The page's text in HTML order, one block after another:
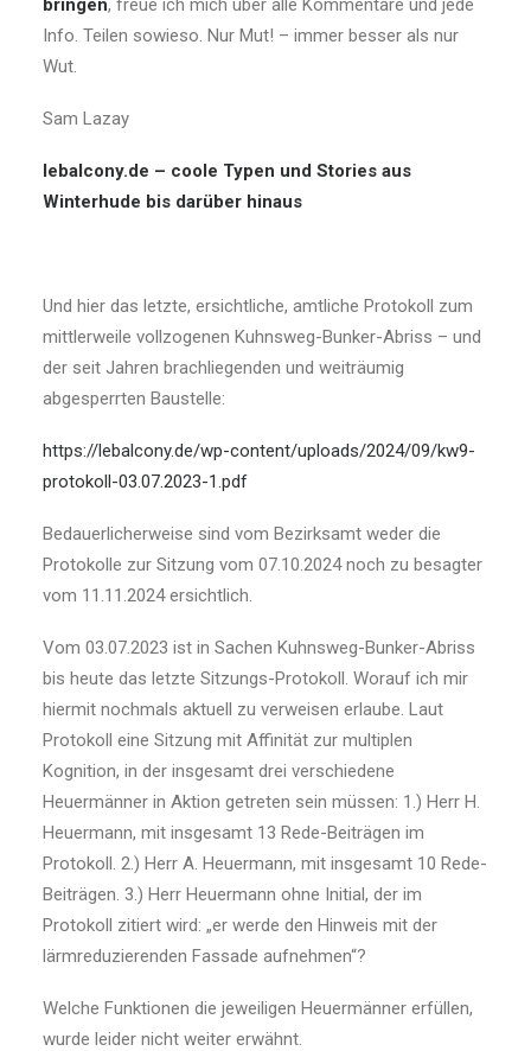
bringen, freue ich mich über alle Kommentare und jede
Info. Teilen sowieso. Nur Mut! – immer besser als nur
Wut.
Sam Lazay
lebalcony.de – coole Typen und Stories aus
Winterhude bis darüber hinaus
Und hier das letzte, ersichtliche, amtliche Protokoll zum
mittlerweile vollzogenen Kuhnsweg-Bunker-Abriss – und
der seit Jahren brachliegenden und weiträumig
abgesperrten Baustelle:
https://lebalcony.de/wp-content/uploads/2024/09/kw9-
protokoll-03.07.2023-1.pdf
Bedauerlicherweise sind vom Bezirksamt weder die
Protokolle zur Sitzung vom 07.10.2024 noch zu besagter
vom 11.11.2024 ersichtlich.
Vom 03.07.2023 ist in Sachen Kuhnsweg-Bunker-Abriss
bis heute das letzte Sitzungs-Protokoll. Worauf ich mir
hiermit nochmals aktuell zu verweisen erlaube. Laut
Protokoll eine Sitzung mit Affinität zur multiplen
Kognition, in der insgesamt drei verschiedene
Heuermänner in Aktion getreten sein müssen: 1.) Herr H.
Heuermann, mit insgesamt 13 Rede-Beiträgen im
Protokoll. 2.) Herr A. Heuermann, mit insgesamt 10 Rede-
Beiträgen. 3.) Herr Heuermann ohne Initial, der im
Protokoll zitiert wird: „er werde den Hinweis mit der
lärmreduzierenden Fassade aufnehmen“?
Welche Funktionen die jeweiligen Heuermänner erfüllen,
wurde leider nicht weiter erwähnt.